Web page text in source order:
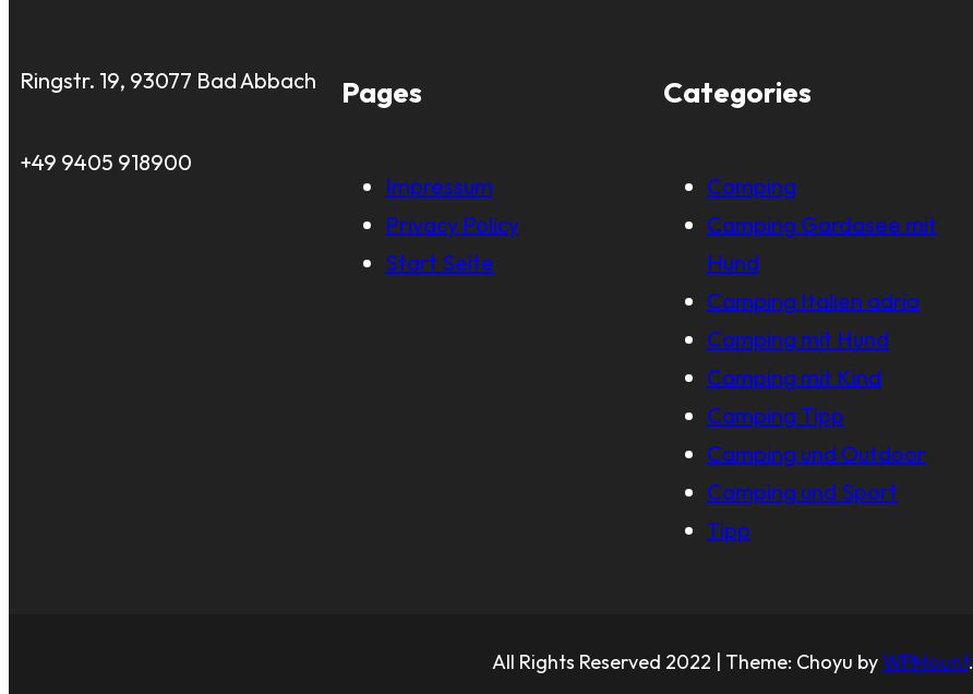
Ringstr. 19, 93077 Bad Abbach
+49 9405 918900
Pages
Impressum
Privacy Policy
Start Seite
Categories
Camping
Camping Gardasee mit
Hund
Camping Italien adria
Camping mit Hund
Camping mit Kind
Camping Tipp
Camping und Outdoor
Camping und Sport
Tipp
All Rights Reserved 2022 | Theme: Choyu byWPMount.